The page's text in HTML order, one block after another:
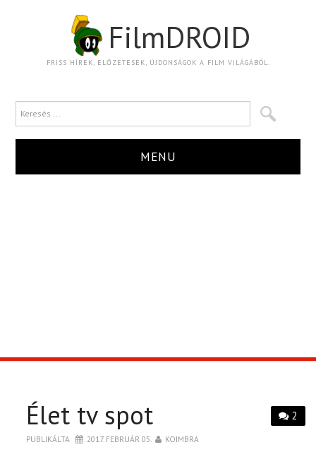
FilmDROID
FRISS HÍREK, ELŐZETESEK, ÚJDONSÁGOK A FILM VILÁGÁBÓL.
MENU
2
Élet tv spot
PUBLIKÁLTA 2017. FEBRUÁR 05. KOIMBRA